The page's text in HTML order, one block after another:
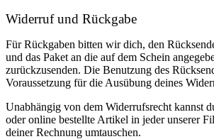
Widerruf und Rückgabe
Für Rückgaben bitten wir dich, den
und das Paket an die auf dem Schein
zurückzusenden. Die Benutzung des
Voraussetzung für die Ausübung deines
Unabhängig von dem Widerrufsrecht kannst
oder online bestellte Artikel in jeder unserer
deiner Rechnung umtauschen.